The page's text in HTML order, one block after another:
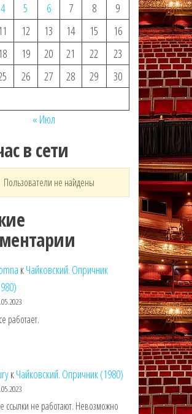
4 5 6 7 8
9
11 12 13 14 15
16
18 19 20 21 22
23
26 27 28 29
30
« Июл
в сети
Пользователи не найдены
кЧайковский. Опричник
работает.
кЧайковский. Опричник (1980)
ссылки не работают. Невозможно